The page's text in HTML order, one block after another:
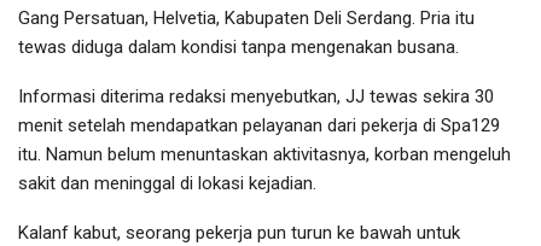
Gang Persatuan, Helvetia, Kabupaten Deli Serdang. Pria itu
tewas diduga dalam kondisi tanpa mengenakan busana.
Informasi diterima redaksi menyebutkan, JJ tewas sekira 30
menit setelah mendapatkan pelayanan dari pekerja di Spa129
itu. Namun belum menuntaskan aktivitasnya, korban mengeluh
sakit dan meninggal di lokasi kejadian.
Kalanf kabut, seorang pekerja pun turun ke bawah untuk